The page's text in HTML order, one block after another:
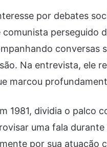
por debates
perseguido
conversas
Na entrevista, ele
marcou
1981, dividia o palco
uma fala
por sua atuação